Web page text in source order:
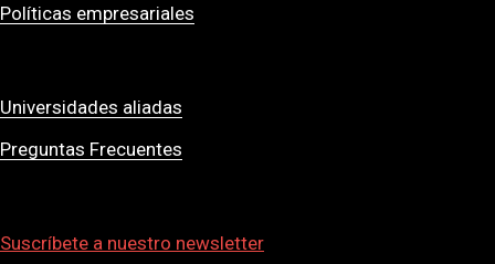
Políticas empresariales
Universidades aliadas
Preguntas Frecuentes
Suscríbete a nuestro newsletter